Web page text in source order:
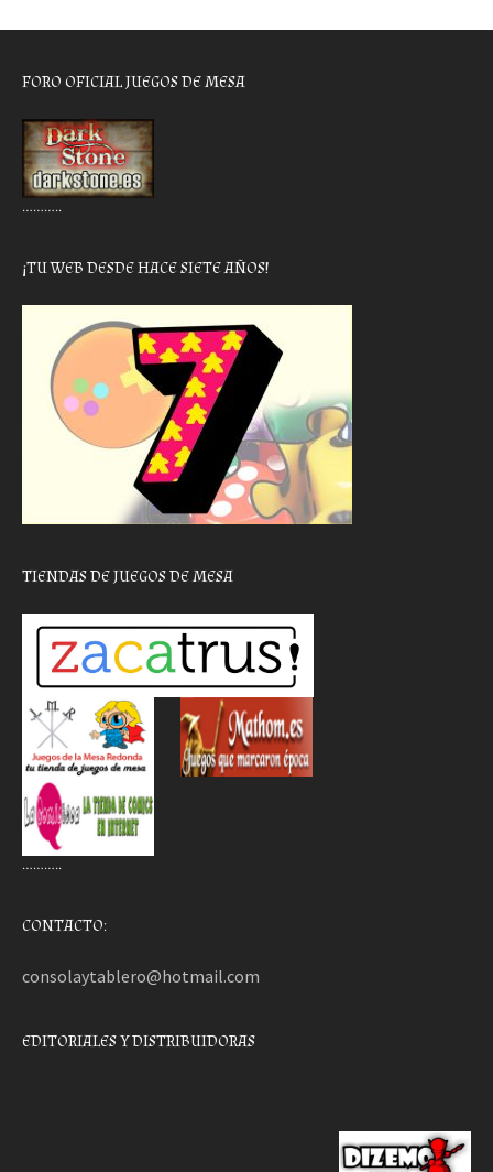
FORO OFICIAL JUEGOS DE MESA
………..
¡TU WEB DESDE HACE SIETE AÑOS!
TIENDAS DE JUEGOS DE MESA
………..
CONTACTO:
consolaytablero@hotmail.com
EDITORIALES Y DISTRIBUIDORAS